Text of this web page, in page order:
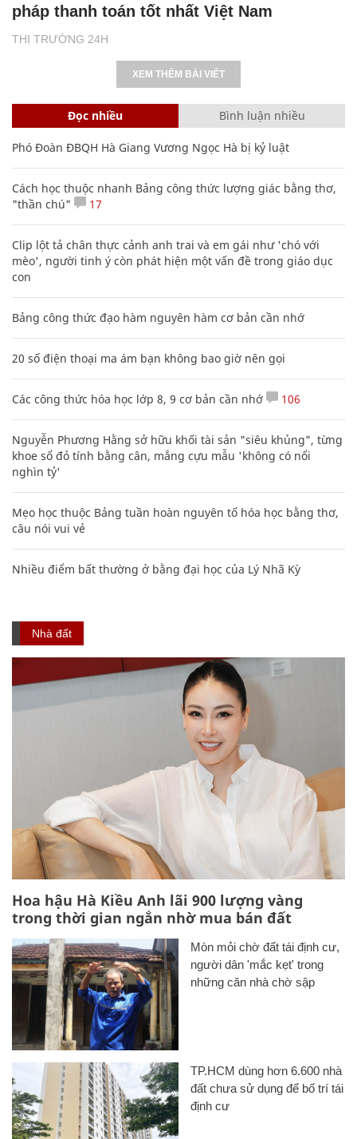
THỊ TRƯỜNG 24H
pháp thanh toán tốt nhất Việt Nam
XEM THÊM BÀI VIẾT
Đọc nhiều Bình luận nhiều
Phó Đoàn ĐBQH Hà Giang Vương Ngọc Hà bị kỷ luật
Cách học thuộc nhanh Bảng công thức lượng giác bằng thơ,
"thần chú"
17
Clip lột tả chân thực cảnh anh trai và em gái như 'chó với
mèo', người tinh ý còn phát hiện một vấn đề trong giáo dục
con
Bảng công thức đạo hàm nguyên hàm cơ bản cần nhớ
20 số điện thoại ma ám bạn không bao giờ nên gọi
Các công thức hóa học lớp 8, 9 cơ bản cần nhớ 106
Nguyễn Phương Hằng sở hữu khối tài sản "siêu khủng", từng
khoe sổ đỏ tính bằng cân, mắng cựu mẫu 'không có nổi
nghìn tỷ'
Mẹo học thuộc Bảng tuần hoàn nguyên tố hóa học bằng thơ,
câu nói vui vẻ
Nhiều điểm bất thường ở bằng đại học của Lý Nhã Kỳ
Nhà đất
Hoa hậu Hà Kiều Anh lãi 900 lượng vàng
trong thời gian ngắn nhờ mua bán đất
Mòn mỏi chờ đất tái định cư,
người dân 'mắc kẹt' trong
những căn nhà chờ sập
TP.HCM dùng hơn 6.600 nhà
đất chưa sử dụng để bố trí tái
định cư